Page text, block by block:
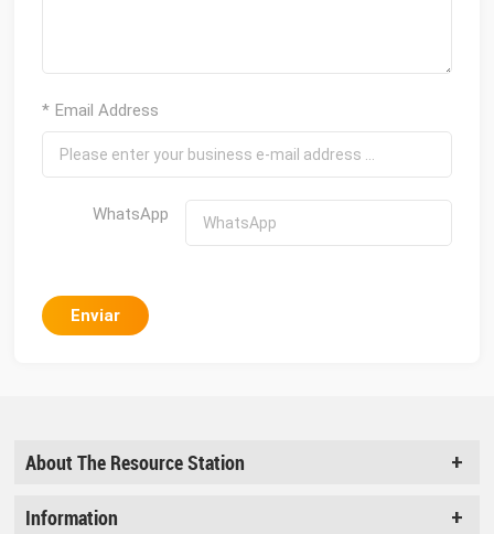
* Email Address
WhatsApp
Enviar
About The Resource Station
Information